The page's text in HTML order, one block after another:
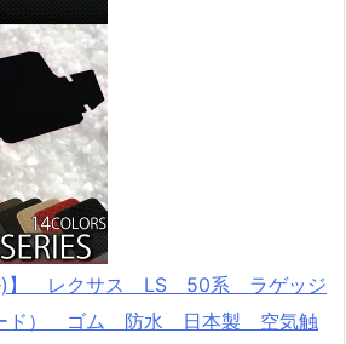
ル)】 レクサス LS 50系 ラゲッジ
ド） ゴム 防水 日本製 空気触